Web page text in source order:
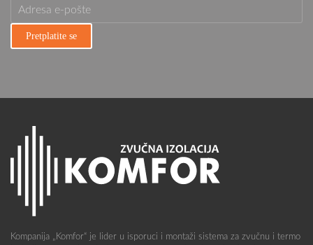
Pretplatite se
Kompanija „Komfor“ je lider u isporuci i montaži sistema za zvučnu i termo